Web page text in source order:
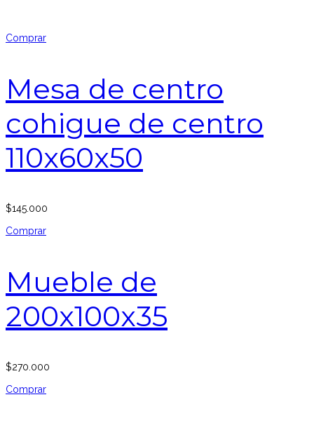
Comprar
Mesa de centro
cohigue de centro
110x60x50
$145.000
Comprar
Mueble de
200x100x35
$270.000
Comprar